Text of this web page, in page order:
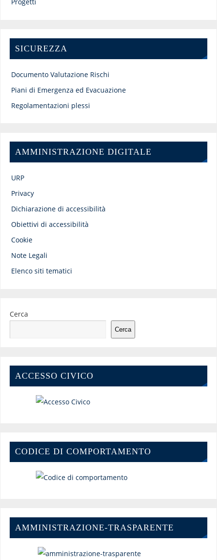
Progetti
SICUREZZA
Documento Valutazione Rischi
Piani di Emergenza ed Evacuazione
Regolamentazioni plessi
AMMINISTRAZIONE DIGITALE
URP
Privacy
Dichiarazione di accessibilità
Obiettivi di accessibilità
Cookie
Note Legali
Elenco siti tematici
Cerca
Cerca
ACCESSO CIVICO
CODICE DI COMPORTAMENTO
AMMINISTRAZIONE-TRASPARENTE